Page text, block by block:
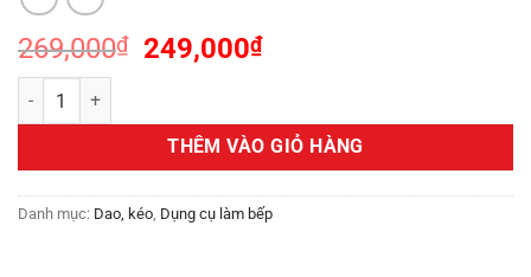
269,000₫
Giá
269,000₫.
249,000₫Giá
là:
249,000₫.
Set 2 dao WMF Đức chính hãng số lượng
THÊM VÀO GIỎ HÀNG
Danh mục: Dao, kéo, Dụng cụ làm bếp